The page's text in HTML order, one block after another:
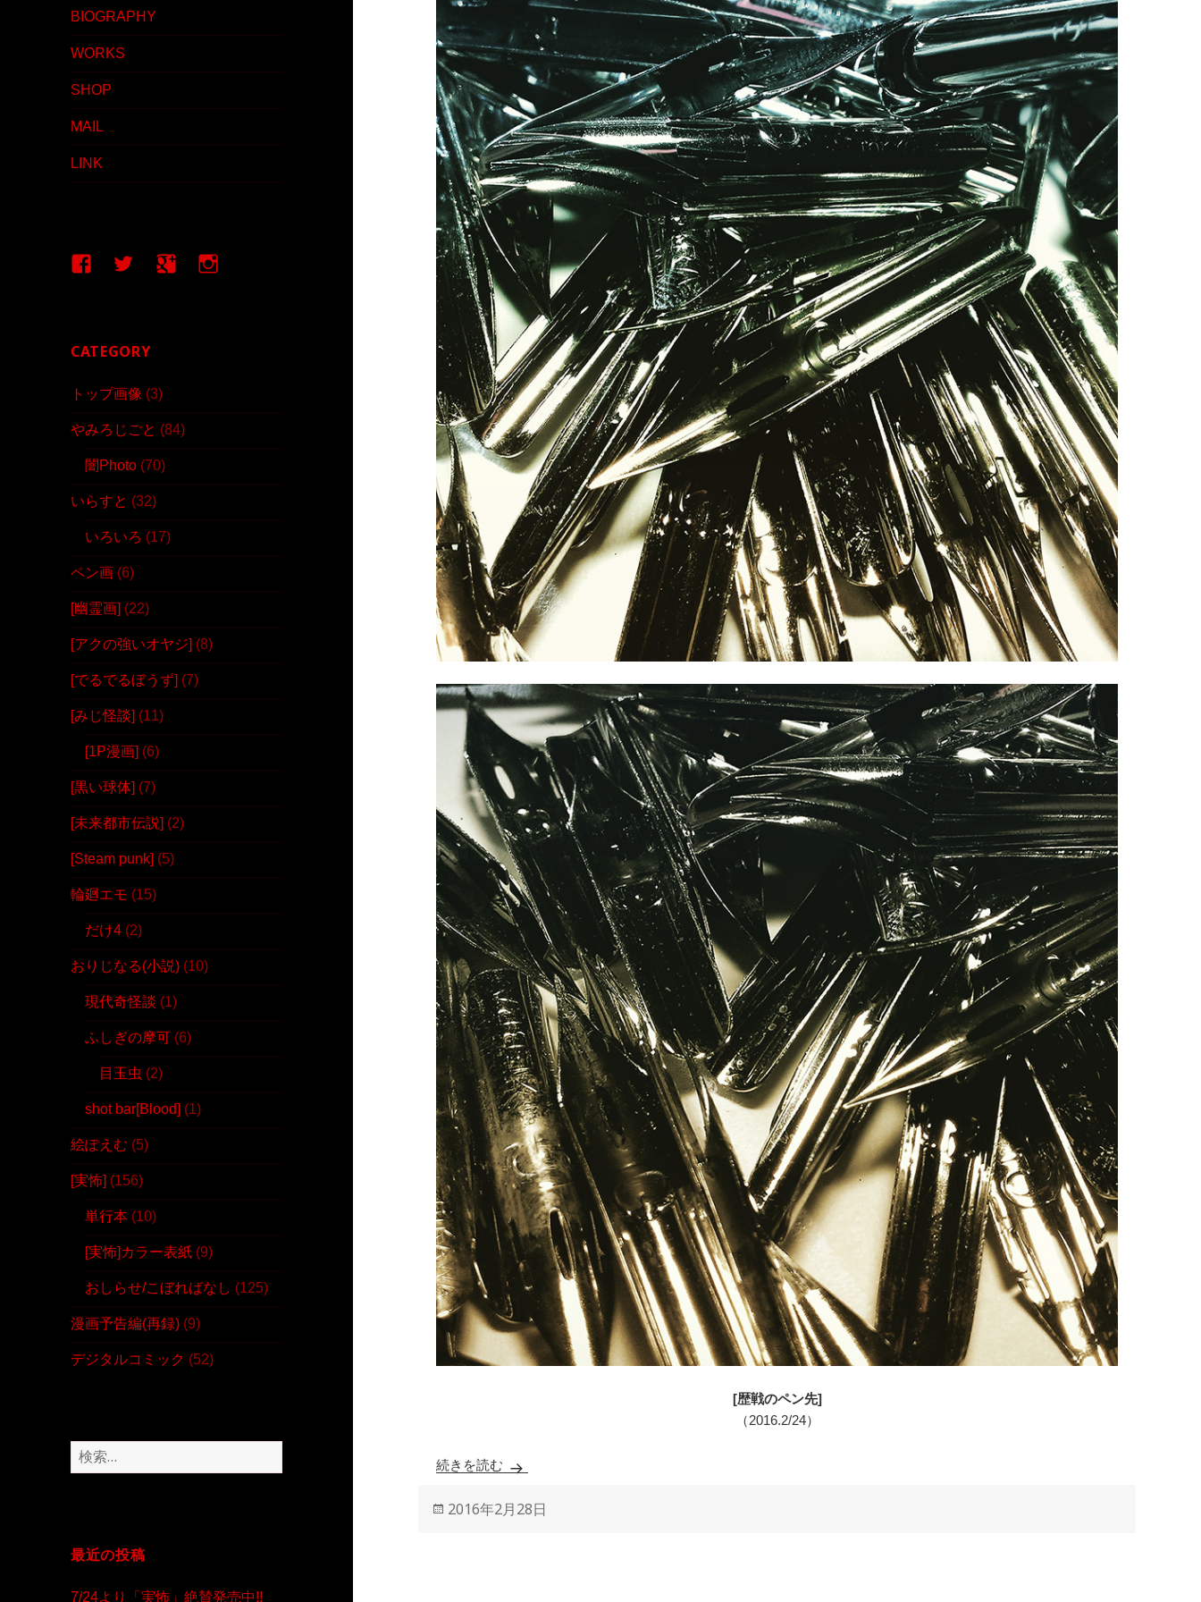
BIOGRAPHY
WORKS
SHOP
MAIL
LINK
FacebookTwitter google+Instagram
CATEGORY
トップ画像 (3)
やみろじごと (84)
闇Photo (70)
いらすと (32)
いろいろ (17)
ペン画 (6)
[幽霊画] (22)
[アクの強いオヤジ] (8)
[でるでるぼうず] (7)
[みじ怪談] (11)
[1P漫画] (6)
[黒い球体] (7)
[未来都市伝説] (2)
[Steam punk] (5)
輪廻エモ (15)
だけ4 (2)
おりじなる(小説) (10)
現代奇怪談 (1)
ふしぎの摩可 (6)
目玉虫 (2)
shot bar[Blood] (1)
絵ぽえむ (5)
[実怖] (156)
単行本 (10)
[実怖]カラー表紙 (9)
おしらせ/こぼればなし (125)
漫画予告編(再録) (9)
デジタルコミック (52)
検
索
最近の投稿
7/24より「実怖」絶賛発売中!!
[歴戦のペン先]
（2016.2/24）
続きを読む 歴戦のペン先
投
2016年2月28日